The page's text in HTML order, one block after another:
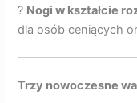
? Nogi w kształcie
dla osób ceniących
Trzy nowoczesne